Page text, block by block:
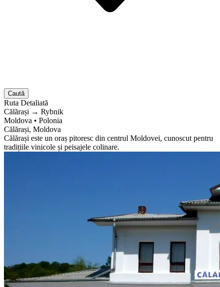
Caută
Ruta Detaliată
Călărași → Rybnik
Moldova • Polonia
Călărași, Moldova
Călărași este un oraș pitoresc din centrul Moldovei, cunoscut pentru
tradițiile vinicole și peisajele colinare.